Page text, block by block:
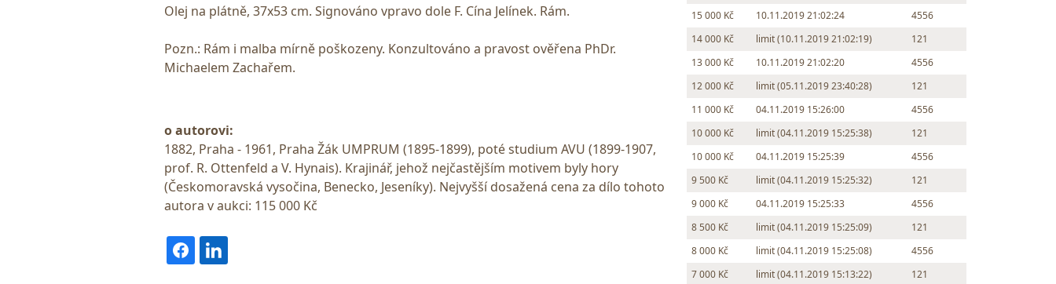
Olej na plátně, 37x53 cm. Signováno vpravo dole F. Cína Jelínek. Rám.
Pozn.: Rám i malba mírně poškozeny. Konzultováno a pravost ověřena PhDr.
Michaelem Zachařem.
o autorovi:
1882, Praha - 1961, Praha Žák UMPRUM (1895-1899), poté studium AVU (1899-1907,
prof. R. Ottenfeld a V. Hynais). Krajinář, jehož nejčastějším motivem byly hory
(Českomoravská vysočina, Benecko, Jeseníky). Nejvyšší dosažená cena za dílo tohoto
autora v aukci: 115 000 Kč
15 000 Kč
10.11.2019 21:02:24
4556
14 000 Kč
limit (10.11.2019 21:02:19)
121
13 000 Kč
10.11.2019 21:02:20
4556
12 000 Kč
limit (05.11.2019 23:40:28)
121
11 000 Kč
04.11.2019 15:26:00
4556
10 000 Kč
limit (04.11.2019 15:25:38)
121
10 000 Kč
04.11.2019 15:25:39
4556
9 500 Kč
limit (04.11.2019 15:25:32)
121
9 000 Kč
04.11.2019 15:25:33
4556
8 500 Kč
limit (04.11.2019 15:25:09)
121
8 000 Kč
limit (04.11.2019 15:25:08)
4556
7 000 Kč
limit (04.11.2019 15:13:22)
121